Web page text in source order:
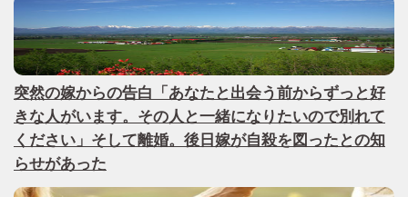
突然の嫁からの告白「あなたと出会う前からずっと好
きな人がいます。その人と一緒になりたいので別れて
ください」そして離婚。後日嫁が自殺を図ったとの知
らせがあった